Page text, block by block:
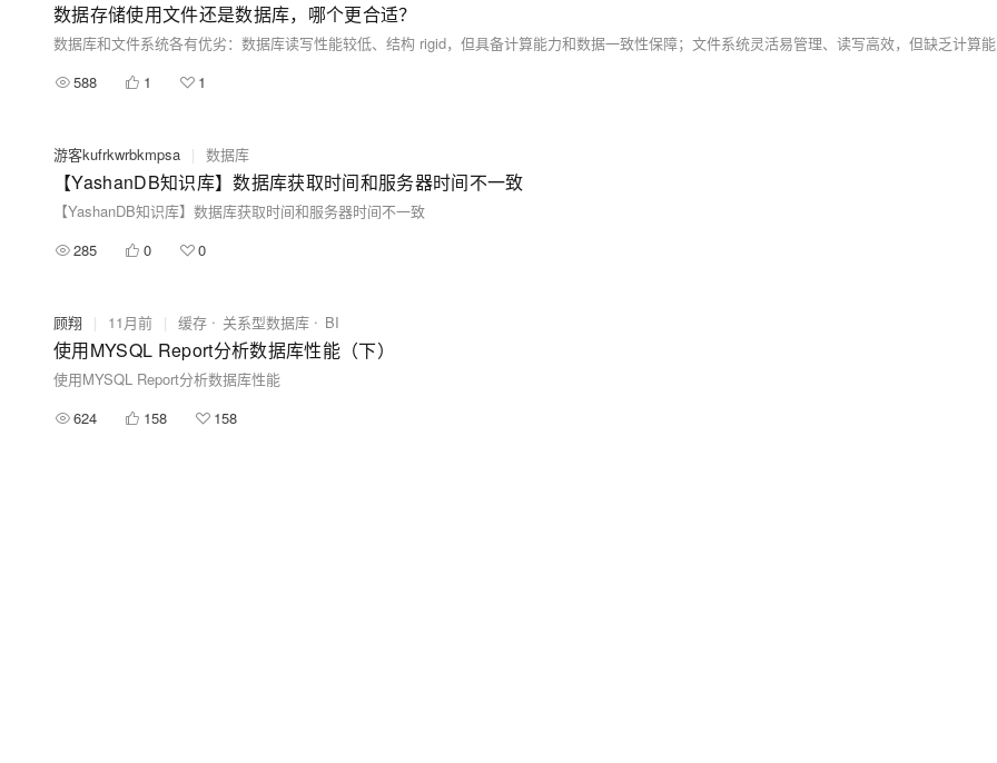
数据存储使用文件还是数据库，哪个更合适？
588
1 1
游客kufrkwrbkmpsa | 数据库
【YashanDB知识库】数据库获取时间和服务器时间不一致
【YashanDB知识库】数据库获取时间和服务器时间不一致
285
0 0
顾翔 | 11月前 | 缓存 关系型数据库 BI
使用MYSQL Report分析数据库性能（下）
使用MYSQL Report分析数据库性能
624
158 158